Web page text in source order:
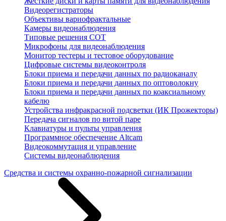
Видеорегистраторы
Объективы вариофрактальные
Камеры видеонаблюдения
Типовые решения СОТ
Микрофоны для видеонаблюдения
Монитор тестеры и тестовое оборудование
Цифровые системы видеоконтроля
Блоки приема и передачи данных по радиоканалу
Блоки приема и передачи данных по оптоволокну
Блоки приема и передачи данных по коаксиальному
кабелю
Устройства инфракрасной подсветки (ИК Прожекторы)
Передача сигналов по витой паре
Клавиатуры и пульты управления
Программное обеспечение Altcam
Видеокоммутация и управление
Системы видеонаблюдения
Средства и системы охранно-пожарной сигнализации